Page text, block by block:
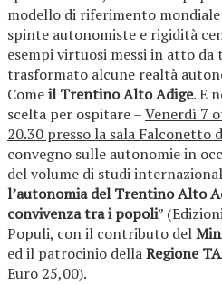
modello di riferimento
spinte autonomiste e rigidità
esempi virtuosi messi in atto da
trasformato alcune realtà
Comeil Trentino Alto Adige. E
scelta per ospitare –Venerdì 7
20.30 presso la sala Falconetto
convegno sulle autonomie in
del volume di studi
l’autonomia del Trentino Alto
convivenza tra i popoli”
Populi, con il contributo del
ed il patrocinio dellaRegione
Euro 25,00).